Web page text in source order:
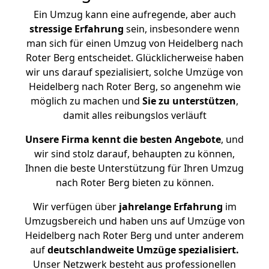
Ein Umzug kann eine aufregende, aber auch
stressige Erfahrung sein, insbesondere wenn
man sich für einen Umzug von Heidelberg nach
Roter Berg entscheidet. Glücklicherweise haben
wir uns darauf spezialisiert, solche Umzüge von
Heidelberg nach Roter Berg, so angenehm wie
möglich zu machen und Sie zu unterstützen,
damit alles reibungslos verläuft
Unsere Firma kennt die besten Angebote, und
wir sind stolz darauf, behaupten zu können,
Ihnen die beste Unterstützung für Ihren Umzug
nach Roter Berg bieten zu können.
Wir verfügen überjahrelange Erfahrung im
Umzugsbereich und haben uns auf Umzüge von
Heidelberg nach Roter Berg und unter anderem
aufdeutschlandweite Umzüge spezialisiert.
Unser Netzwerk besteht aus professionellen